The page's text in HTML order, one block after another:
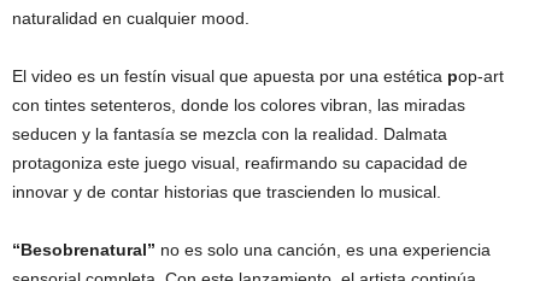
naturalidad en cualquier mood.
El video es un festín visual que apuesta por una estética pop-art
con tintes setenteros, donde los colores vibran, las miradas
seducen y la fantasía se mezcla con la realidad. Dalmata
protagoniza este juego visual, reafirmando su capacidad de
innovar y de contar historias que trascienden lo musical.
“Besobrenatural” no es solo una canción, es una experiencia